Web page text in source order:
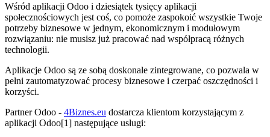
Wśród aplikacji Odoo i dziesiątek tysięcy aplikacji
społecznościowych jest coś, co pomoże zaspokoić wszystkie Twoje
potrzeby biznesowe w jednym, ekonomicznym i modułowym
rozwiązaniu: nie musisz już pracować nad współpracą różnych
technologii.
Aplikacje Odoo są ze sobą doskonale zintegrowane, co pozwala w
pełni zautomatyzować procesy biznesowe i czerpać oszczędności i
korzyści.
Partner Odoo - 4Biznes.eu dostarcza klientom korzystającym z
aplikacji Odoo[1] następujące usługi: